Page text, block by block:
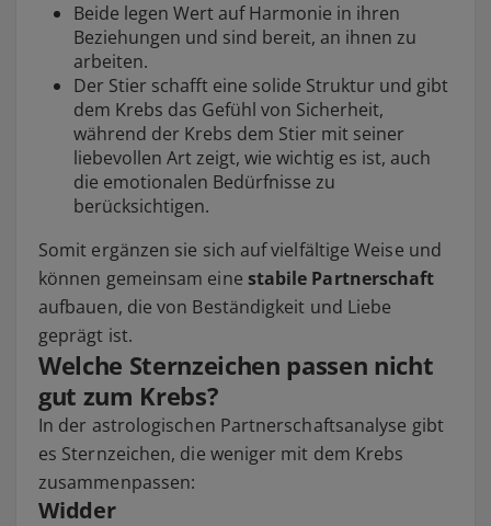
Beide legen Wert auf Harmonie in ihren
Beziehungen und sind bereit, an ihnen zu
arbeiten.
Der Stier schafft eine solide Struktur und gibt
dem Krebs das Gefühl von Sicherheit,
während der Krebs dem Stier mit seiner
liebevollen Art zeigt, wie wichtig es ist, auch
die emotionalen Bedürfnisse zu
berücksichtigen.
Somit ergänzen sie sich auf vielfältige Weise und
können gemeinsam eine stabile Partnerschaft
aufbauen, die von Beständigkeit und Liebe
geprägt ist.
Welche Sternzeichen passen nicht
gut zum Krebs?
In der astrologischen Partnerschaftsanalyse gibt
es Sternzeichen, die weniger mit dem Krebs
zusammenpassen:
Widder